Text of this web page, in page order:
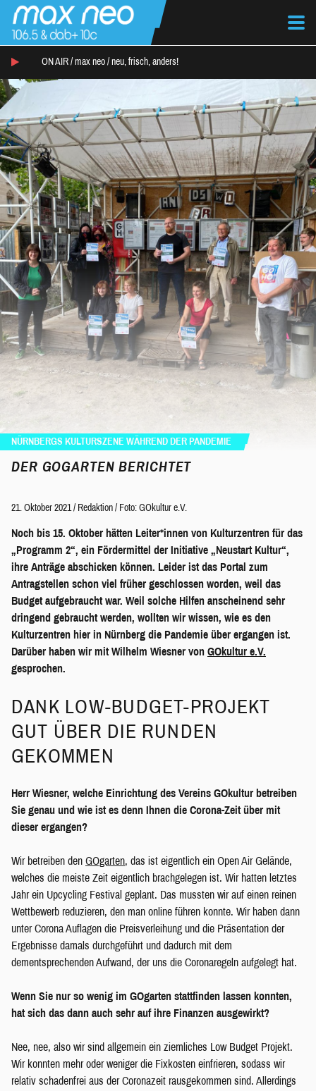
ON AIR / max neo / neu, frisch, anders!
NÜRNBERGS KULTURSZENE WÄHREND DER PANDEMIE
DER GOGARTEN BERICHTET
21. Oktober 2021/ Redaktion / Foto: GOkultur e.V.
Noch bis 15. Oktober hätten Leiter*innen von Kulturzentren für das
„Programm 2“, ein Fördermittel der Initiative „Neustart Kultur“,
ihre Anträge abschicken können. Leider ist das Portal zum
Antragstellen schon viel früher geschlossen worden, weil das
Budget aufgebraucht war. Weil solche Hilfen anscheinend sehr
dringend gebraucht werden, wollten wir wissen, wie es den
Kulturzentren hier in Nürnberg die Pandemie über ergangen ist.
Darüber haben wir mit Wilhelm Wiesner von GOkultur e.V.
gesprochen.
DANK LOW-BUDGET-PROJEKT
GUT ÜBER DIE RUNDEN
GEKOMMEN
Herr Wiesner, welche Einrichtung des Vereins GOkultur betreiben
Sie genau und wie ist es denn Ihnen die Corona-Zeit über mit
dieser ergangen?
Wir betreiben den GOgarten, das ist eigentlich ein Open Air Gelände,
welches die meiste Zeit eigentlich brachgelegen ist. Wir hatten letztes
Jahr ein Upcycling Festival geplant. Das mussten wir auf einen reinen
Wettbewerb reduzieren, den man online führen konnte. Wir haben dann
unter Corona Auflagen die Preisverleihung und die Präsentation der
Ergebnisse damals durchgeführt und dadurch mit dem
dementsprechenden Aufwand, der uns die Coronaregeln aufgelegt hat.
Wenn Sie nur so wenig im GOgarten stattfinden lassen konnten,
hat sich das dann auch sehr auf ihre Finanzen ausgewirkt?
Nee, nee, also wir sind allgemein ein ziemliches Low Budget Projekt.
Wir konnten mehr oder weniger die Fixkosten einfrieren, sodass wir
relativ schadenfrei aus der Coronazeit rausgekommen sind. Allerdings